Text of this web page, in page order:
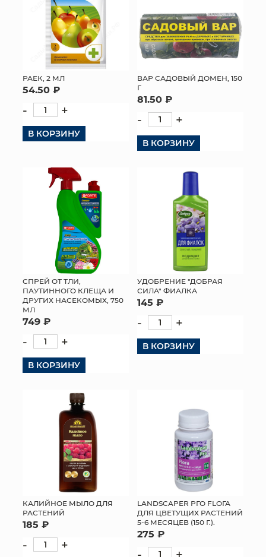
РАЕК, 2 МЛ
54.50 ₽
- +
В КОРЗИНУ
ВАР САДОВЫЙ ДОМЕН, 150
Г
81.50 ₽
- +
В КОРЗИНУ
СПРЕЙ ОТ ТЛИ,
ПАУТИННОГО КЛЕЩА И
ДРУГИХ НАСЕКОМЫХ, 750
МЛ
749 ₽
- +
В КОРЗИНУ
УДОБРЕНИЕ "ДОБРАЯ
СИЛА" ФИАЛКА
145 ₽
- +
В КОРЗИНУ
КАЛИЙНОЕ МЫЛО ДЛЯ
РАСТЕНИЙ
185 ₽
- +
LANDSCAPER РГО FLОГА
ДЛЯ ЦВЕТУЩИХ РАСТЕНИЙ
5-6 МЕСЯЦЕВ (150 Г.).
275 ₽
- +